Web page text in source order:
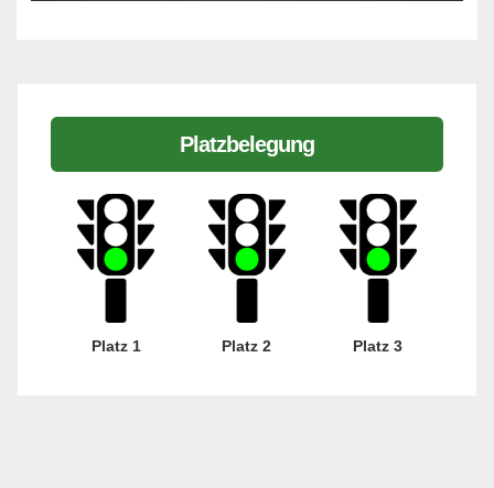
Platzbelegung
Platz 1 Platz 2 Platz 3